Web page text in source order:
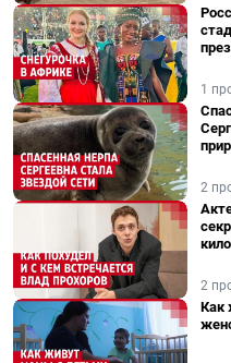
1
2
2
Как